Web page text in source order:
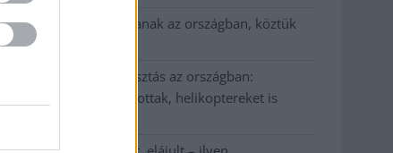
Kiterjedt tüzek pusztítanak az országban, köztük
Karcagon
Harmadfokú hőségriasztás az országban:
Szolnokon klímát javítottak, helikoptereket is